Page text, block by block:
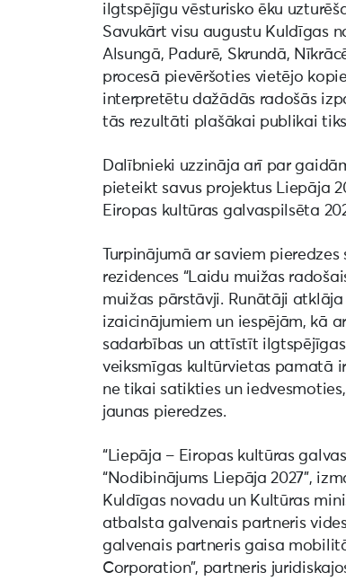
ilgtspējīgu vēsturisko ēku
Savukārt visu augustu Kuldīgas
Alsungā, Padurē, Skrundā,
procesā pievēršoties vietējo
interpretētu dažādās radošās
tās rezultāti plašākai publikai
Dalībnieki uzzināja arī par
pieteikt savus projektus Liepāja
Eiropas kultūras galvaspilsēta
Turpinājumā ar saviem
rezidences “Laidu muižas
muižas pārstāvji. Runātāji
izaicinājumiem un iespējām, kā
sadarbības un attīstīt
veiksmīgas kultūrvietas pamatā
ne tikai satikties un
jaunas pieredzes.
“Liepāja – Eiropas kultūras
“Nodibinājums Liepāja 2027”,
Kuldīgas novadu un Kultūras
atbalsta galvenais partneris
galvenais partneris gaisa
Corporation”, partneris